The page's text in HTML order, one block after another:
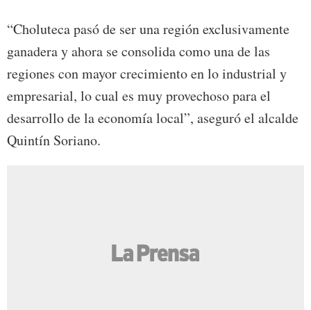
“Choluteca pasó de ser una región exclusivamente
ganadera y ahora se consolida como una de las
regiones con mayor crecimiento en lo industrial y
empresarial, lo cual es muy provechoso para el
desarrollo de la economía local”, aseguró el alcalde
Quintín Soriano.